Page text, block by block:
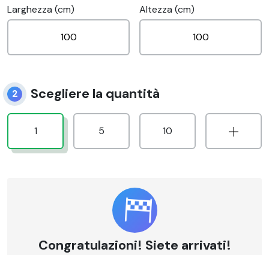
Larghezza (cm) Altezza (cm)
2 Scegliere la quantità
1 5 10
Congratulazioni! Siete arrivati!